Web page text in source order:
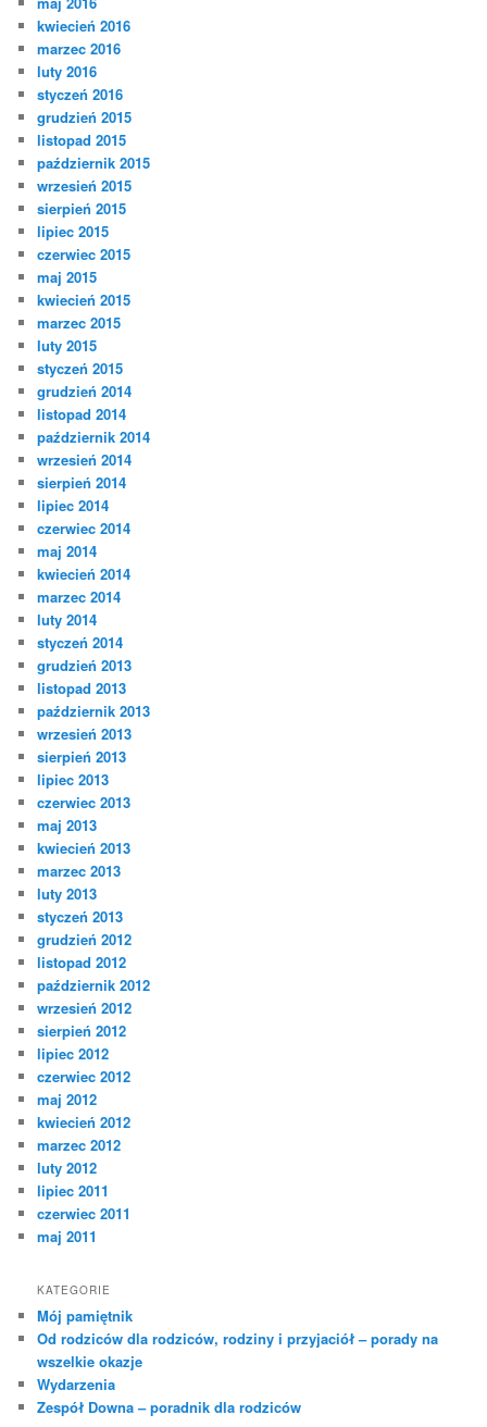
kwiecień 2016
marzec 2016
luty 2016
styczeń 2016
grudzień 2015
listopad 2015
październik 2015
wrzesień 2015
sierpień 2015
lipiec 2015
czerwiec 2015
maj 2015
kwiecień 2015
marzec 2015
luty 2015
styczeń 2015
grudzień 2014
listopad 2014
październik 2014
wrzesień 2014
sierpień 2014
lipiec 2014
czerwiec 2014
maj 2014
kwiecień 2014
marzec 2014
luty 2014
styczeń 2014
grudzień 2013
listopad 2013
październik 2013
wrzesień 2013
sierpień 2013
lipiec 2013
czerwiec 2013
maj 2013
kwiecień 2013
marzec 2013
luty 2013
styczeń 2013
grudzień 2012
listopad 2012
październik 2012
wrzesień 2012
sierpień 2012
lipiec 2012
czerwiec 2012
maj 2012
kwiecień 2012
marzec 2012
luty 2012
lipiec 2011
czerwiec 2011
maj 2011
KATEGORIE
Mój pamiętnik
Od rodziców dla rodziców, rodziny i przyjaciół – porady na
wszelkie okazje
Wydarzenia
Zespół Downa – poradnik dla rodziców